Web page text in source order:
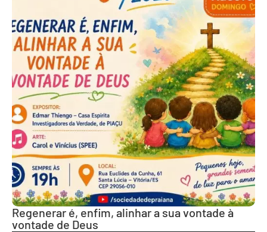
Regenerar é, enfim, alinhar a sua vontade à
vontade de Deus